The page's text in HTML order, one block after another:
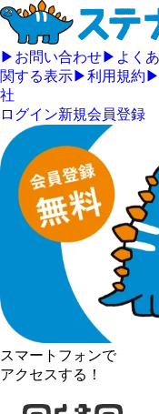
▶ お問い合わせ▶ よく
関する表示▶利用規約 ▶
社
ログイン新規会員登録
スマートフォンで
アクセスする！